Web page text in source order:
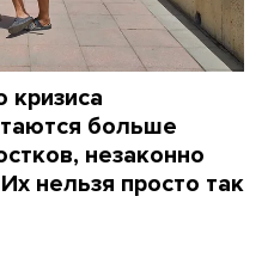
кризиса
больше
незаконно
нельзя просто так